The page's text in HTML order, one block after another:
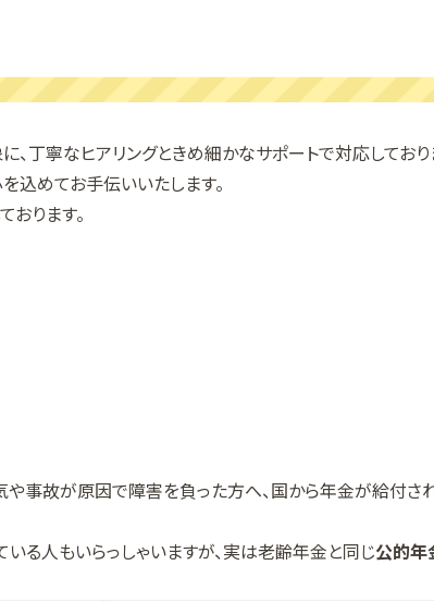
丁寧なヒアリングときめ細かなサポートで対応しており
込めてお手伝いいたします。
おります。
や事故が原因で障害を負った方へ、国から年金が給付さ
る人もいらっしゃいますが、実は老齢年金と同じ公的年